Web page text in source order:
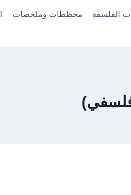
مخططات وملخصات الفلسفة